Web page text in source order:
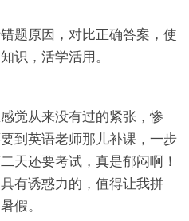
原因，对比正确答案，使
识，活学活用。
从来没有过的紧张，惨
到英语老师那儿补课，一步
天还要考试，真是郁闷啊！
有诱惑力的，值得让我拼
假。